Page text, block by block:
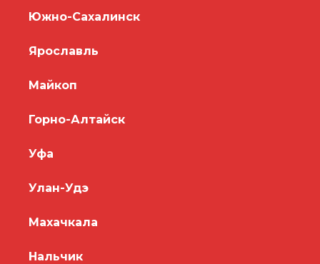
Южно-Сахалинск
Ярославль
Майкоп
Горно-Алтайск
Уфа
Улан-Удэ
Махачкала
Нальчик